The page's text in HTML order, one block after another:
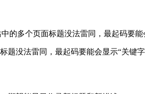
的多个页面标题没法雷同，最起码
题没法雷同，最起码要能会显示“关